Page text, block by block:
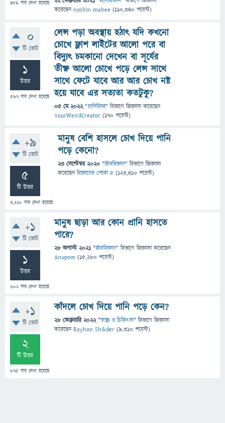
459 বার দেখা হয়েছে
করেছেনnoshin mahee (110,340 পয়েন্ট)
0
টি ভোট
1
উত্তর
597 বার দেখা হয়েছে
লেন্স পড়া অবস্থায় হঠাৎ যদি কখনো
চোখে ফ্লাশ লাইটের আলো পরে বা
বিদ্যুৎ চমকানো দেখেন বা সূর্যের
তীক্ষ্ণ আলো চোখে পড়ে লেন্স সাথে
সাথে ফেটে যাবে আর আর চোখ নষ্ট
হয়ে যাবে এর সত্যতা কতটুকু?
05 মে 2022 "প্রাণিবিদ্যা" বিভাগে জিজ্ঞাসাকরেছেন
YourWeirdCreator (170 পয়েন্ট)
+9
টি ভোট
5
টি উত্তর
3,220 বার দেখা হয়েছে
মানুষ বেশি হাসলে চোখ দিয়ে পানি
পড়ে কেনো?
23 সেপ্টেম্বর 2020 "জীববিজ্ঞান" বিভাগে জিজ্ঞাসা
করেছেনবিজ্ঞানের পোকা ৫ (123,410 পয়েন্ট)
+1
টি ভোট
1
উত্তর
602 বার দেখা হয়েছে
মানুষ ছাড়া আর কোন প্রানি হাসতে
পারে?
28 অগাস্ট 2021 "জীববিজ্ঞান" বিভাগে জিজ্ঞাসাকরেছেন
Anupom (15,280 পয়েন্ট)
+1
টি ভোট
2
টি উত্তর
875 বার দেখা হয়েছে
কাঁদলে চোখ দিয়ে পানি পড়ে কেন?
28 ফেব্রুয়ারি 2022 "স্বাস্থ্য ও চিকিৎসা" বিভাগে জিজ্ঞাসা
করেছেনRayhan Shikder (9,310 পয়েন্ট)